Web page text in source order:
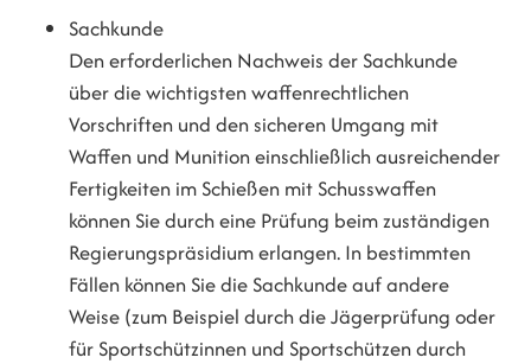
Sachkunde
Den erforderlichen Nachweis der Sachkunde
über die wichtigsten waffenrechtlichen
Vorschriften und den sicheren Umgang mit
Waffen und Munition einschließlich ausreichender
Fertigkeiten im Schießen mit Schusswaffen
können Sie durch eine Prüfung beim zuständigen
Regierungspräsidium erlangen. In bestimmten
Fällen können Sie die Sachkunde auf andere
Weise (zum Beispiel durch die Jägerprüfung oder
für Sportschützinnen und Sportschützen durch